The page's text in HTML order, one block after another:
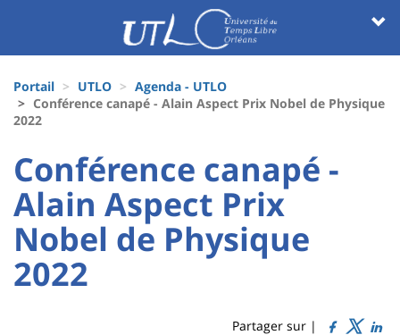
Recherche
Block
liste
des
composantes
d'Ariane
Portail UTLO
Agenda - UTLO
Conférence canapé - Alain Aspect Prix Nobel de Physique
2022
University
:
Sidebar
University
:
Main
content
Titre
de
page
Conférence canapé -
Alain Aspect Prix
Nobel de Physique
2022
Partager sur |